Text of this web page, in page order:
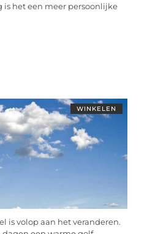
het een meer persoonlijke
WINKELEN
is volop aan het veranderen.